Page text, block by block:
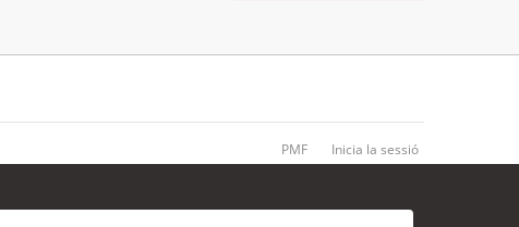
PMF Inicia la sessió